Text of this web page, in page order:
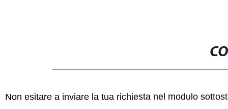
Non esitare a inviare la tua richiesta nel modulo